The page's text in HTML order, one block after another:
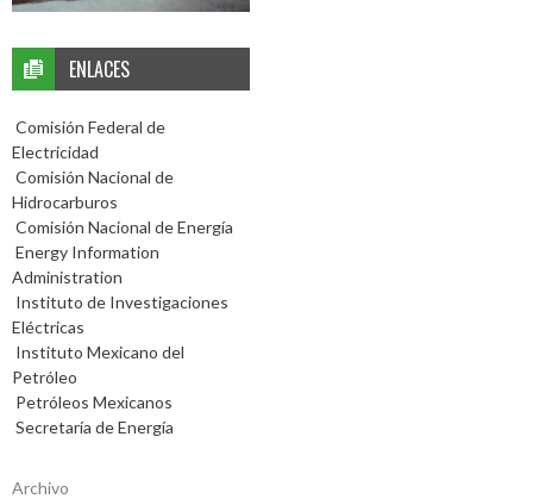
ENLACES
Comisión Federal de
Electricidad
Comisión Nacional de
Hidrocarburos
Comisión Nacional de Energía
Energy Information
Administration
Instituto de Investigaciones
Eléctricas
Instituto Mexicano del
Petróleo
Petróleos Mexicanos
Secretaría de Energía
Archivo